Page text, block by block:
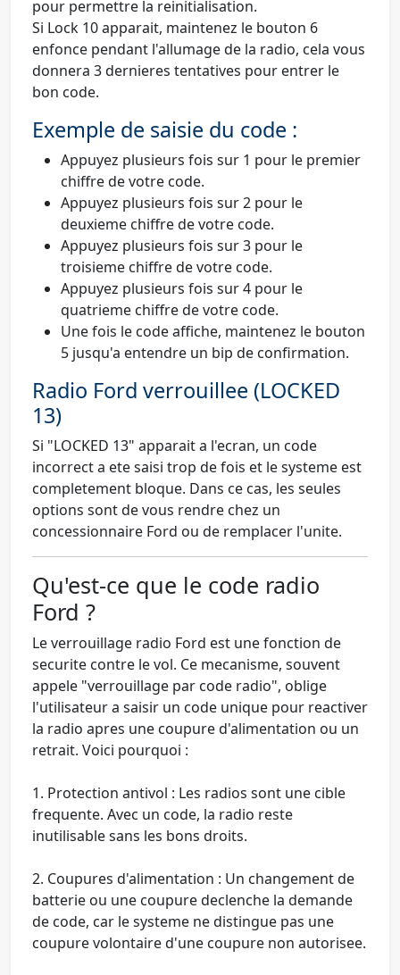
pour permettre la reinitialisation.
Si Lock 10apparait, maintenez le bouton 6
enfonce pendant l'allumage de la radio, cela vous
donnera 3 dernieres tentatives pour entrer le
bon code.
Exemple de saisie du code :
Appuyez plusieurs fois sur 1 pour le premier
chiffre de votre code.
Appuyez plusieurs fois sur 2 pour le
deuxieme chiffre de votre code.
Appuyez plusieurs fois sur 3 pour le
troisieme chiffre de votre code.
Appuyez plusieurs fois sur 4 pour le
quatrieme chiffre de votre code.
Une fois le code affiche, maintenez le bouton
5 jusqu'a entendre un bip de confirmation.
Radio Ford verrouillee (LOCKED
13)
Si "LOCKED 13" apparait a l'ecran, un code
incorrect a ete saisi trop de fois et le systeme est
completement bloque. Dans ce cas, les seules
options sont de vous rendre chez un
concessionnaire Ford ou de remplacer l'unite.
Qu'est-ce que le code radio
Ford ?
Le verrouillage radio Ford est une fonction de
securite contre le vol. Ce mecanisme, souvent
appele "verrouillage par code radio", oblige
l'utilisateur a saisir un code unique pour reactiver
la radio apres une coupure d'alimentation ou un
retrait. Voici pourquoi :
1. Protection antivol : Les radios sont une cible
frequente. Avec un code, la radio reste
inutilisable sans les bons droits.
2. Coupures d'alimentation : Un changement de
batterie ou une coupure declenche la demande
de code, car le systeme ne distingue pas une
coupure volontaire d'une coupure non autorisee.